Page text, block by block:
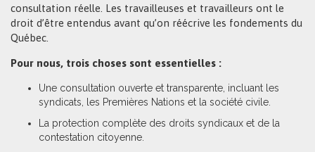
consultation réelle. Les travailleuses et travailleurs ont le
droit d’être entendus avant qu’on réécrive les fondements du
Québec.
Pour nous, trois choses sont essentielles :
Une consultation ouverte et transparente, incluant les
syndicats, les Premières Nations et la société civile.
La protection complète des droits syndicaux et de la
contestation citoyenne.